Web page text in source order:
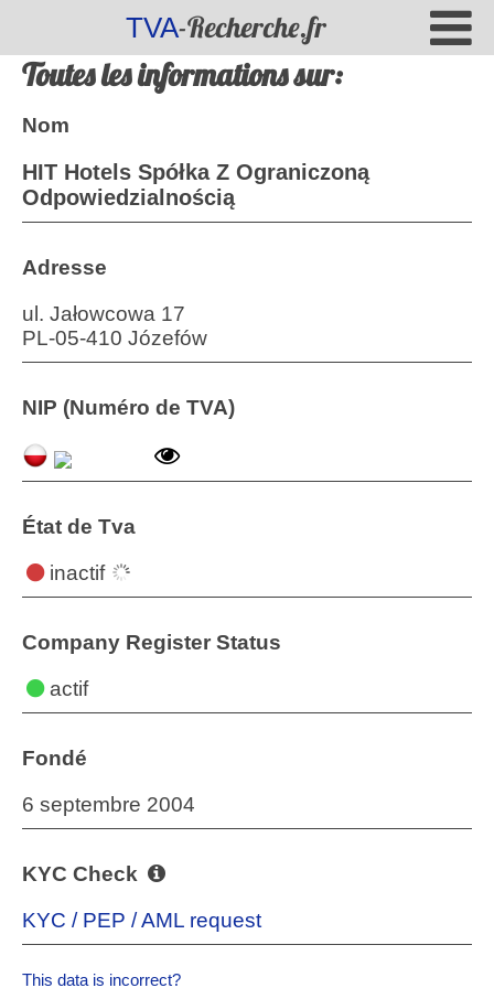
TVA-Recherche.fr
Toutes les informations sur:
Nom
HIT Hotels Spółka Z Ograniczoną
Odpowiedzialnością
Adresse
ul. Jałowcowa 17
PL-05-410 Józefów
NIP (Numéro de TVA)
État de Tva
inactif
Company Register Status
actif
Fondé
6 septembre 2004
KYC Check
KYC / PEP / AML request
This data is incorrect?